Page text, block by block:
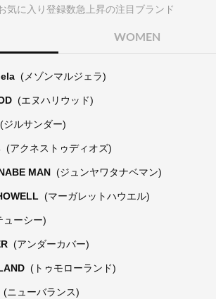
気に入り登録数急上昇の注目ブランド
WOMEN
(メゾンマルジェラ)
(エヌハリウッド)
(ジルサンダー)
(アクネストゥディオズ)
MAN (ジュンヤワタナベマン)
(マーガレットハウエル)
ューシー)
(アンダーカバー)
(トゥモローランド)
(ニューバランス)